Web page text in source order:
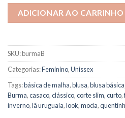
ADICIONAR AO CARRINHO
SKU:burmaB
Categorias:Feminino,Unissex
Tags:básica de malha,blusa,blusa básica,
Burma,casaco,clássico,corte slim,curto,
inverno,lã uruguaia,look,moda,